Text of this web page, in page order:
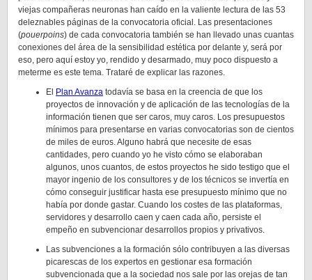
viejas compañeras neuronas han caído en la valiente lectura de las 53
deleznables páginas de la convocatoria oficial. Las presentaciones
(pouerpoins) de cada convocatoria también se han llevado unas cuantas
conexiones del área de la sensibilidad estética por delante y, será por
eso, pero aquí estoy yo, rendido y desarmado, muy poco dispuesto a
meterme es este tema. Trataré de explicar las razones.
El Plan Avanza todavía se basa en la creencia de que los
proyectos de innovación y de aplicación de las tecnologías de la
información tienen que ser caros, muy caros. Los presupuestos
mínimos para presentarse en varias convocatorias son de cientos
de miles de euros. Alguno habrá que necesite de esas
cantidades, pero cuando yo he visto cómo se elaboraban
algunos, unos cuantos, de estos proyectos he sido testigo que el
mayor ingenio de los consultores y de los técnicos se invertía en
cómo conseguir justificar hasta ese presupuesto mínimo que no
había por donde gastar. Cuando los costes de las plataformas,
servidores y desarrollo caen y caen cada año, persiste el
empeño en subvencionar desarrollos propios y privativos.
Las subvenciones a la formación sólo contribuyen a las diversas
picarescas de los expertos en gestionar esa formación
subvencionada que a la sociedad nos sale por las orejas de tan